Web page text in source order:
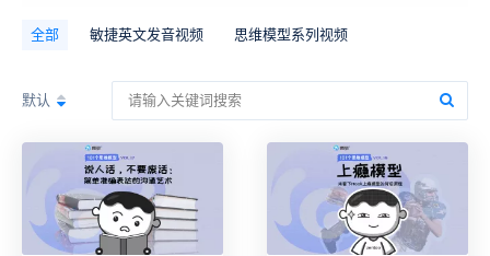
全部 敏捷英文发音视频 思维模型系列视频
默认